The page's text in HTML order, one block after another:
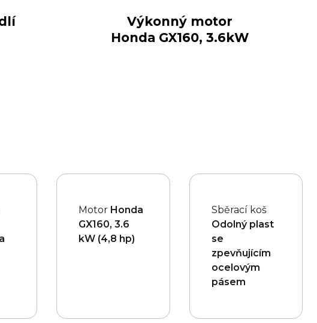
Výkonný motor
Honda GX160, 3.6kW
Motor Honda
GX160, 3.6
kW (4,8 hp)
Sběrací koš
Odolný plast
se
zpevňujícím
ocelovým
pásem